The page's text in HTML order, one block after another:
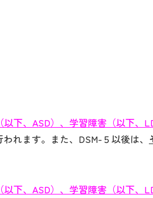
下、ASD）、学習障害（以下、
れます。また、DSM-５以後は、
下、ASD）、学習障害（以下、